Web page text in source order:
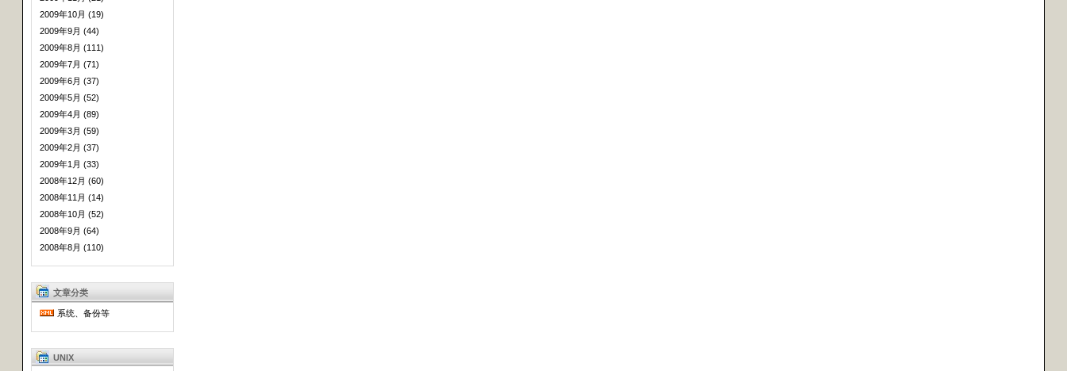
2009年10月 (19)
2009年9月 (44)
2009年8月 (111)
2009年7月 (71)
2009年6月 (37)
2009年5月 (52)
2009年4月 (89)
2009年3月 (59)
2009年2月 (37)
2009年1月 (33)
2008年12月 (60)
2008年11月 (14)
2008年10月 (52)
2008年9月 (64)
2008年8月 (110)
文章分类
系统、备份等
UNIX